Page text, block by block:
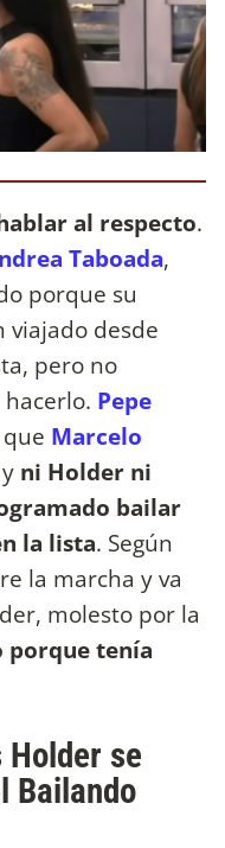
al respecto.
Taboada,
porque su
viajado desde
pero no
Pepe
Marcelo
ni Holder ni
bailar
la lista. Según
la marcha y va
molesto por la
porque tenía
Holder se
Bailando